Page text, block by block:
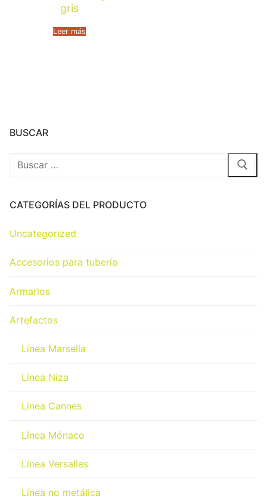
gris
Leer más
BUSCAR
CATEGORÍAS DEL PRODUCTO
Uncategorized
Accesorios para tubería
Armarios
Artefactos
Línea Marsella
Línea Niza
Línea Cannes
Línea Mónaco
Línea Versalles
Línea no metálica